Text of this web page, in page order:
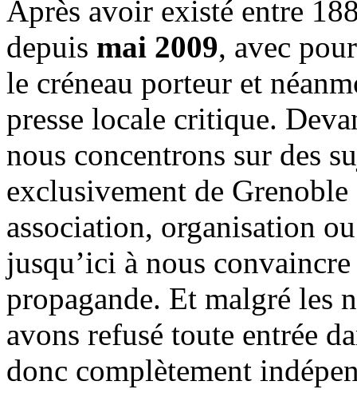
Après avoir existé entre
depuis mai 2009, avec
le créneau porteur et
presse locale critique.
nous concentrons sur des
exclusivement de
association, organisation
jusqu’ici à nous
propagande. Et malgré les
avons refusé toute entrée
donc complètement